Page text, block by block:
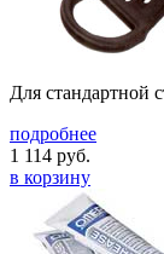
Для стандартной
подробнее
1 114 руб.
в корзину